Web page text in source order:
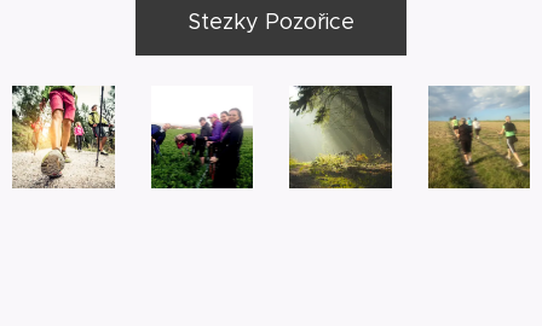
Stezky Pozořice